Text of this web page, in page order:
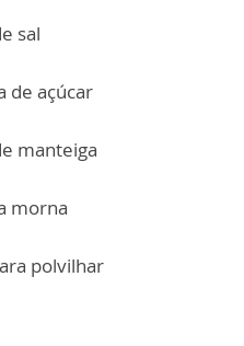
sal
de açúcar
manteiga
morna
polvilhar